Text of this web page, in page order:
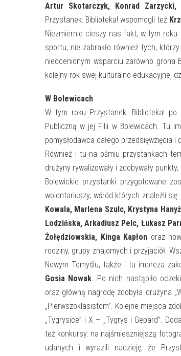
Artur Skotarczyk, Konrad
Przystanek: Biblioteka! wspomogli też
Niezmiernie cieszy nas fakt, w tym roku
sportu, nie zabrakło również tych,
nieocenionym wsparciu zarówno grona
kolejny rok swej kulturalno-edukacyjnej
W Bolewicach
W tym roku Przystanek: Biblioteka! po
Publiczną w jej Filii w Bolewicach. Tu
pomysłodawca całego przedsięwzięcia i
Również i tu na ośmiu przystankach
drużyny rywalizowały i zdobywały
Bolewickie przystanki przygotowane
wolontariuszy, wśród których znaleźli się:
Kowala, Marlena Szulc, Krystyna
Lodzińska, Arkadiusz Pelc, Łukasz
Żołędziowskia, Kinga Kapłon oraz
rodziny, grupy znajomych i przyjaciół.
Nowym Tomyślu, także i tu impreza
Gosia Nowak. Po nich nastąpiło
oraz główną nagrodę zdobyła drużyna
„Pierwszoklasistom”. Kolejne miejsca
„Tygrysice” i X – „Tygrys i Gepard”.
też konkursy: na najśmieszniejszą
udanych i wyrazili nadzieję, że